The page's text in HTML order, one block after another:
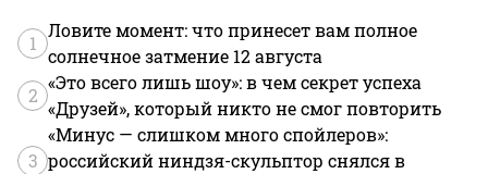
1
Ловите момент: что принесет вам полное
солнечное затмение 12 августа
2
«Это всего лишь шоу»: в чем секрет успеха
«Друзей», который никто не смог повторить
3
«Минус — слишком много спойлеров»:
российский ниндзя-скульптор снялся в